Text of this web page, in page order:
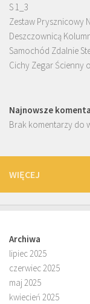
S 1_3
Zestaw Prysznicowy
Deszczownicą
Samochód Zdalnie
Cichy Zegar Ścienny
Najnowsze
Brak komentarzy do
WIĘCEJ
Archiwa
lipiec 2025
czerwiec 2025
maj 2025
kwiecień 2025